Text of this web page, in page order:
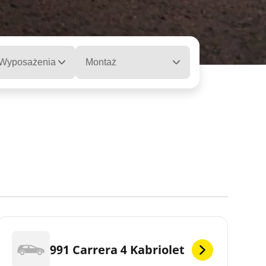
Montaż
991 Carrera 4 Kabriolet